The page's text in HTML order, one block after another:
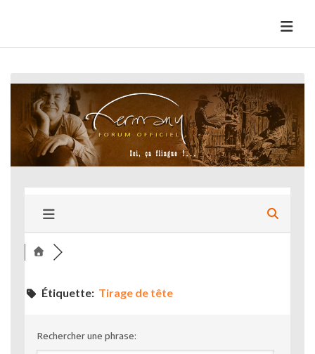
Étiquette: Tirage de tête
Rechercher une phrase: